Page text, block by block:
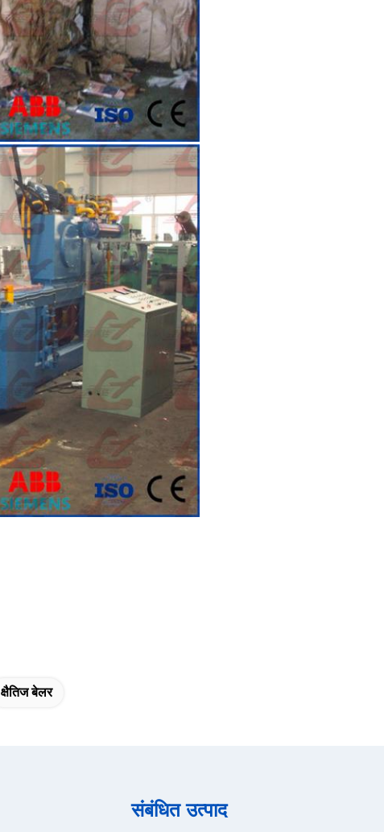
क्षैतिज बेलर
संबंधित उत्पाद